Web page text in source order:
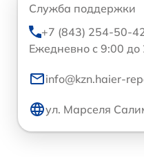
Служба поддержки
+7 (843) 254-50-
Ежедневно с 9:00 до
info@kzn.haier-
ул. Марселя